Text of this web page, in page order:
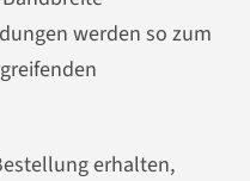
werden so zum
erhalten,